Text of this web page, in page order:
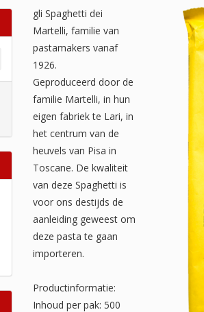
gli Spaghetti dei
Martelli, familie van
pastamakers vanaf
1926.
Geproduceerd door de
familie Martelli, in hun
eigen fabriek te Lari, in
het centrum van de
heuvels van Pisa in
Toscane. De kwaliteit
van deze Spaghetti is
voor ons destijds de
aanleiding geweest om
deze pasta te gaan
importeren.
Productinformatie:
Inhoud per pak: 500